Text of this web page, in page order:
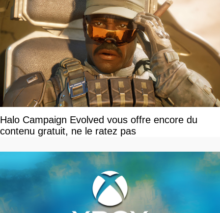
Halo Campaign Evolved vous offre encore du
contenu gratuit, ne le ratez pas